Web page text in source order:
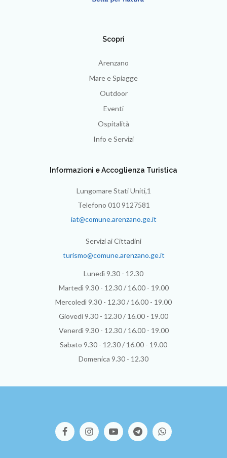
Scopri
Arenzano
Mare e Spiagge
Outdoor
Eventi
Ospitalità
Info e Servizi
Informazioni e Accoglienza Turistica
Lungomare Stati Uniti,1
Telefono 010 9127581
iat@comune.arenzano.ge.it
Servizi ai Cittadini
turismo@comune.arenzano.ge.it
Lunedì 9.30 - 12.30
Martedì 9.30 - 12.30 / 16.00 - 19.00
Mercoledì 9.30 - 12.30 / 16.00 - 19.00
Giovedì 9.30 - 12.30 / 16.00 - 19.00
Venerdì 9.30 - 12.30 / 16.00 - 19.00
Sabato 9.30 - 12.30 / 16.00 - 19.00
Domenica 9.30 - 12.30